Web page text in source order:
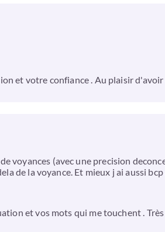
et votre confiance . Au plaisir d'avoir
voyances (avec une precision
de la voyance. Et mieux j ai aussi
et vos mots qui me touchent .